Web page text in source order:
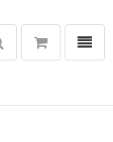
選單